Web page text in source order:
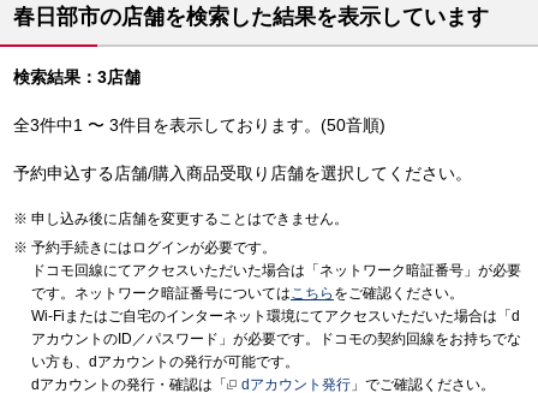
春日部市の店舗を検索した結果を表示しています
検索結果：3店舗
全3件中1 〜 3件目を表示しております。(50音順)
予約申込する店舗/購入商品受取り店舗を選択してください。
申し込み後に店舗を変更することはできません。
予約手続きにはログインが必要です。
ドコモ回線にてアクセスいただいた場合は「ネットワーク暗証番号」が必要
です。ネットワーク暗証番号についてはこちら をご確認ください。
Wi-Fiまたはご自宅のインターネット環境にてアクセスいただいた場合は「d
アカウントのID／パスワード」が必要です。ドコモの契約回線をお持ちでな
い方も、dアカウントの発行が可能です。
dアカウントの発行・確認は「
dアカウント発行 」でご確認ください。